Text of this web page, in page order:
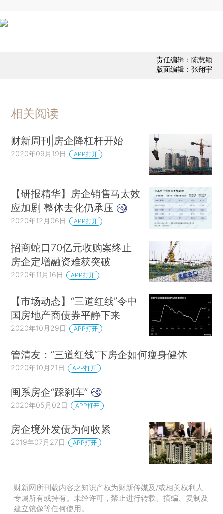
责任编辑：陈慧颖
版面编辑：张翔宇
相关阅读
财新周刊|房企降杠杆开始
2020年09月19日 APP打开
【研报精华】房企销售马太效
应加剧 整体去化仍承压
2020年12月06日 APP打开
招商蛇口70亿元收购案终止
房企定增融资难获突破
2020年11月16日 APP打开
【市场动态】“三道红线”令中
国房地产商债券平静下来
2020年10月29日 APP打开
管清友：“三道红线”下房企如何瘦身健体
2020年10月21日 APP打开
闽系房企“踩刹车”
2020年05月02日 APP打开
房企境外发债为何收紧
2019年07月27日 APP打开
财新网所刊载内容之知识产权为财新传媒及/或相关权利人
专属所有或持有。未经许可，禁止进行转载、摘编、复制及
建立镜像等任何使用。